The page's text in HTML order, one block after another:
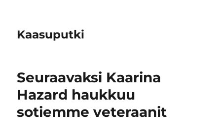
Kaasuputki
Seuraavaksi Kaarina
Hazard haukkuu
sotiemme veteraanit